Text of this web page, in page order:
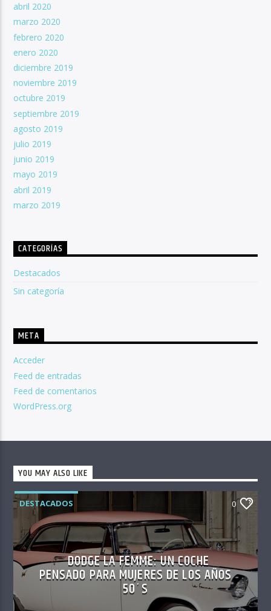
abril 2020
marzo 2020
febrero 2020
enero 2020
diciembre 2019
noviembre 2019
octubre 2019
septiembre 2019
agosto 2019
julio 2019
junio 2019
mayo 2019
abril 2019
marzo 2019
CATEGORÍAS
Destacados
Sin categoría
META
Acceder
Feed de entradas
Feed de comentarios
WordPress.org
YOU MAY ALSO LIKE
DESTACADOS 0
DODGE LA FEMME: UN COCHE
PENSADO PARA MUJERES DE LOS AÑOS
50´S